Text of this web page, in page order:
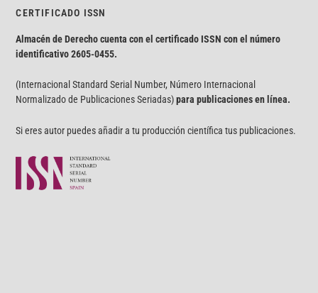
CERTIFICADO ISSN
Almacén de Derecho cuenta con el certificado ISSN con el número
identificativo2605-0455.
(Internacional Standard Serial Number, Número Internacional
Normalizado de Publicaciones Seriadas)para publicaciones en línea.
Si eres autor puedes añadir a tu producción científica tus publicaciones.